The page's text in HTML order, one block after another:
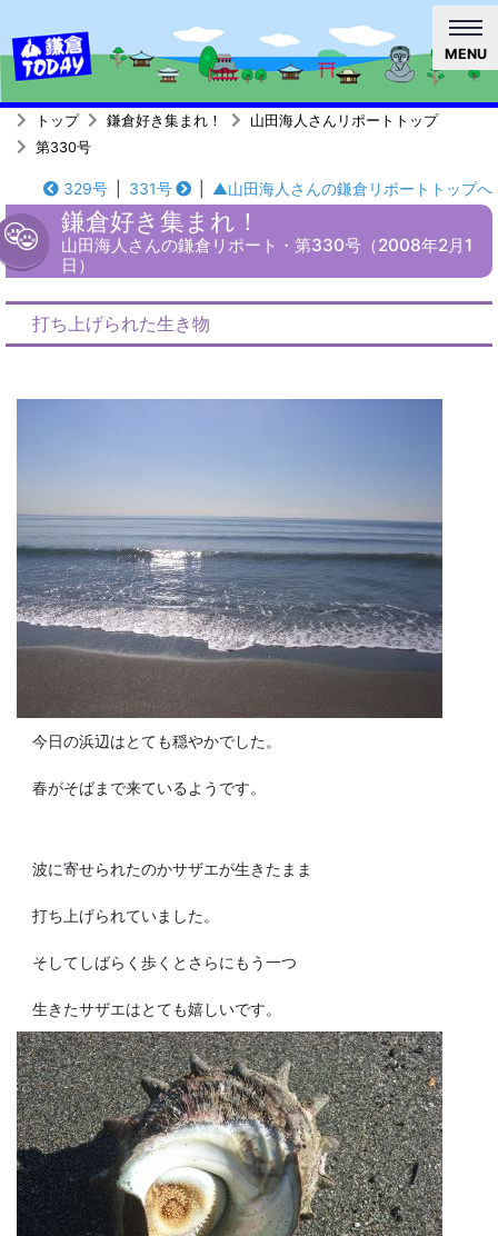
MENU
トップ 鎌倉好き集まれ！
山田海人さんリポートトップ
第330号
329号 331号 ▲山田海人さんの鎌倉リポートトップへ
鎌倉好き集まれ！
山田海人さんの鎌倉リポート・第330号（2008年2月1
日）
打ち上げられた生き物
今日の浜辺はとても穏やかでした。
春がそばまで来ているようです。
波に寄せられたのかサザエが生きたまま
打ち上げられていました。
そしてしばらく歩くとさらにもう一つ
生きたサザエはとても嬉しいです。